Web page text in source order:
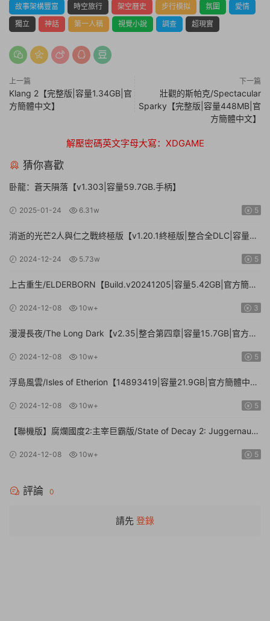
故事架構豐富
時空旅行 架空曆史 步行模拟 氛圍
愛情
獨立
神話 第一人稱 視覺小說 調查 超現實
上一篇
Klang 2【完整版|容量1.34GB|官
方簡體中文】
下一篇
壯觀的斯帕克/Spectacular
Sparky【完整版|容量448MB|官
方簡體中文】
解壓密碼英文字母大寫：XDGAME
猜你喜歡
卧龍：蒼天隕落【v1.303|容量59.7GB.手柄】
2025-01-24 6.31w 5
消逝的光芒2人與仁之戰終極版【v1.20.1終極版|整合全DLC|容量
2024-12-24 5.73w 5
上古重生/ELDERBORN【Build.v20241205|容量5.42GB|官方簡體
2024-12-08 10w+ 3
漫漫長夜/The Long Dark【v2.35|整合第四章|容量15.7GB|官方簡
2024-12-08 10w+ 5
浮島風雲/Isles of Etherion【14893419|容量21.9GB|官方簡體中
2024-12-08 10w+ 5
【聯機版】腐爛國度2:主宰巨霸版/State of Decay 2: Juggernaut
2024-12-08 10w+ 5
評論 0
請先 登錄